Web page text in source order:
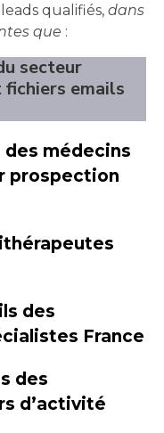
qualifiés, dans
que :
secteur
emails
des médecins
prospection
des
France
des
d’activité